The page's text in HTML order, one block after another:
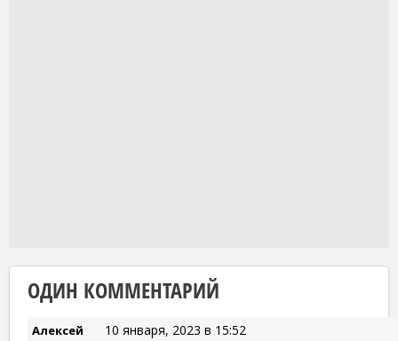
ОДИН КОММЕНТАРИЙ
Алексей
10 января, 2023 в 15:52